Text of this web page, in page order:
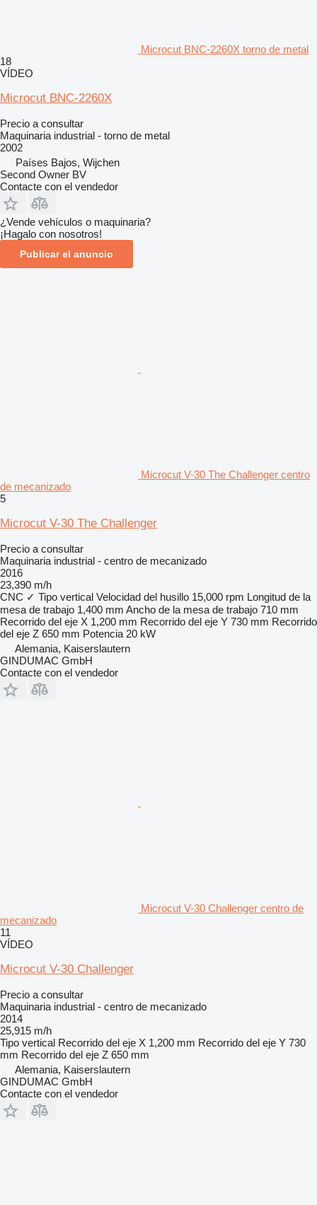
Microcut BNC-2260X torno de metal
18
VÍDEO
Microcut BNC-2260X
Precio a consultar
Maquinaria industrial - torno de metal
2002
Países Bajos, Wijchen
Second Owner BV
Contacte con el vendedor
¿Vende vehículos o maquinaria?
¡Hagalo con nosotros!
Publicar el anuncio
Microcut V-30 The Challenger centro
de mecanizado
5
Microcut V-30 The Challenger
Precio a consultar
Maquinaria industrial - centro de mecanizado
2016
23,390 m/h
CNC ✓ Tipo vertical Velocidad del husillo 15,000 rpm Longitud de la
mesa de trabajo 1,400 mm Ancho de la mesa de trabajo 710 mm
Recorrido del eje X 1,200 mm Recorrido del eje Y 730 mm Recorrido
del eje Z 650 mm Potencia 20 kW
Alemania, Kaiserslautern
GINDUMAC GmbH
Contacte con el vendedor
Microcut V-30 Challenger centro de
mecanizado
11
VÍDEO
Microcut V-30 Challenger
Precio a consultar
Maquinaria industrial - centro de mecanizado
2014
25,915 m/h
Tipo vertical Recorrido del eje X 1,200 mm Recorrido del eje Y 730
mm Recorrido del eje Z 650 mm
Alemania, Kaiserslautern
GINDUMAC GmbH
Contacte con el vendedor